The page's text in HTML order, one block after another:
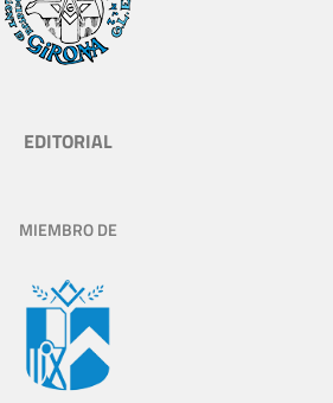
EDITORIAL
MIEMBRO DE